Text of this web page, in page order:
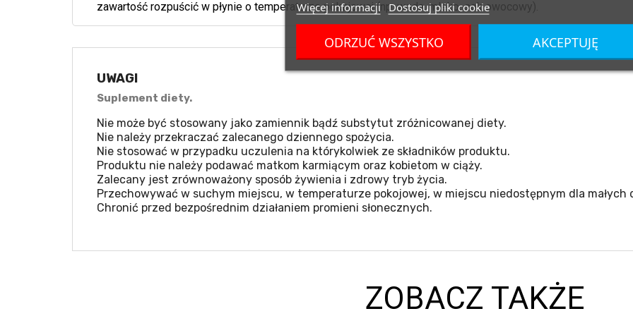
zawartość rozpuścić w płynie o temperaturze pokojowej (np. woda, mleko, sok owocowy).
UWAGI
Suplement diety.
Nie może być stosowany jako zamiennik bądź substytut zróżnicowanej diety.
Nie należy przekraczać zalecanego dziennego spożycia.
Nie stosować w przypadku uczulenia na którykolwiek ze składników produktu.
Produktu nie należy podawać matkom karmiącym oraz kobietom w ciąży.
Zalecany jest zrównoważony sposób żywienia i zdrowy tryb życia.
Przechowywać w suchym miejscu, w temperaturze pokojowej, w miejscu niedostępnym dla małych
Chronić przed bezpośrednim działaniem promieni słonecznych.
ZOBACZ TAKŻE
Więcej informacji Dostosuj pliki cookie
ODRZUĆ WSZYSTKO AKCEPTUJĘ